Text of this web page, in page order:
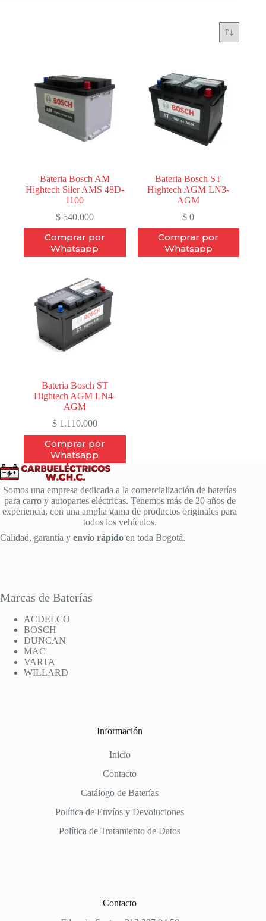
Bateria Bosch AM
Hightech Siler AMS 48D-
1100
$540.000
Comprar por
Whatsapp
Bateria Bosch ST
Hightech AGM LN3-
AGM
$ 0
Comprar por
Whatsapp
Bateria Bosch ST
Hightech AGM LN4-
AGM
$1.110.000
Comprar por
Whatsapp
Somos una empresa dedicada a la comercialización de baterías
para carro y autopartes eléctricas. Tenemos más de 20 años de
experiencia, con una amplia gama de productos originales para
todos los vehículos.
Calidad, garantía y envío rápido en toda Bogotá.
Marcas de Baterías
ACDELCO
BOSCH
DUNCAN
MAC
VARTA
WILLARD
Información
Inicio
Contacto
Catálogo de Baterías
Política de Envíos y Devoluciones
Política de Tratamiento de Datos
Contacto